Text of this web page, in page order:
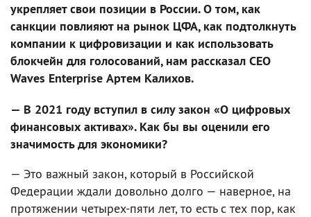
укрепляет свои позиции в России. О том, как
санкции повлияют на рынок ЦФА, как подтолкнуть
компании к цифровизации и как использовать
блокчейн для голосований, нам рассказал CEO
Waves Enterprise Артем Калихов.
— В 2021 году вступил в силу закон «О цифровых
финансовых активах». Как бы вы оценили его
значимость для экономики?
— Это важный закон, который в Российской
Федерации ждали довольно долго — наверное, на
протяжении четырех-пяти лет, то есть с тех пор, как